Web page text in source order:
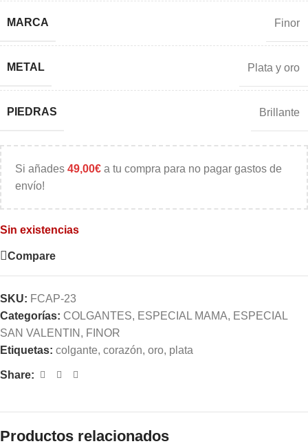
MARCA Finor
METAL Plata y oro
PIEDRAS Brillante
Si añades 49,00€ a tu compra para no pagar gastos de
envío!
Sin existencias
Compare
SKU: FCAP-23
Categorías: COLGANTES, ESPECIAL MAMA, ESPECIAL
SAN VALENTIN , FINOR
Etiquetas: colgante, corazón, oro, plata
Share:
Productos relacionados